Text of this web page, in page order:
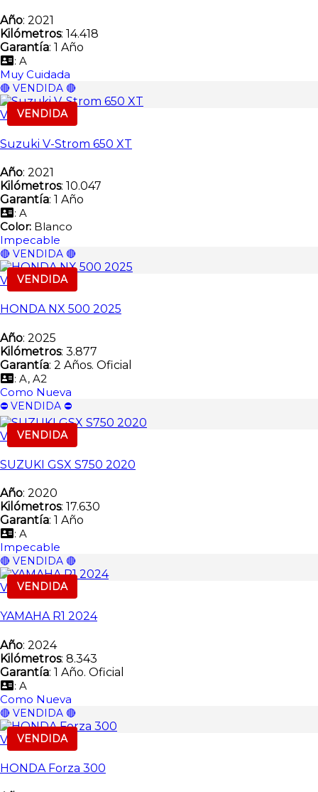
Año: 2021
Kilómetros: 14.418
Garantía: 1 Año
: A
Muy Cuidada
🔴 VENDIDA 🔴
VENDIDA
Vendida
Suzuki V-Strom 650 XT
Año: 2021
Kilómetros: 10.047
Garantía: 1 Año
: A
Color: Blanco
Impecable
🔴 VENDIDA 🔴
VENDIDA
Vendida
HONDA NX 500 2025
Año: 2025
Kilómetros: 3.877
Garantía: 2 Años. Oficial
: A, A2
Como Nueva
⛔️ VENDIDA ⛔️
VENDIDA
Vendida
SUZUKI GSX S750 2020
Año: 2020
Kilómetros: 17.630
Garantía: 1 Año
: A
Impecable
🔴 VENDIDA 🔴
VENDIDA
Vendida
YAMAHA R1 2024
Año: 2024
Kilómetros: 8.343
Garantía: 1 Año. Oficial
: A
Como Nueva
🔴 VENDIDA 🔴
VENDIDA
Vendida
HONDA Forza 300